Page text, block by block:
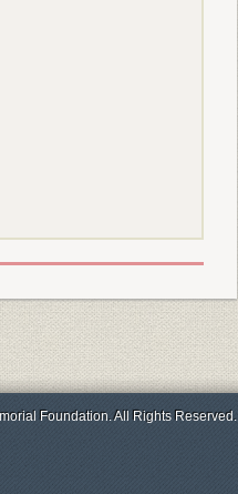
Foundation. All Rights Reserved.